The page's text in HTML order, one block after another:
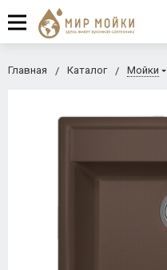
Главная Каталог Мойки